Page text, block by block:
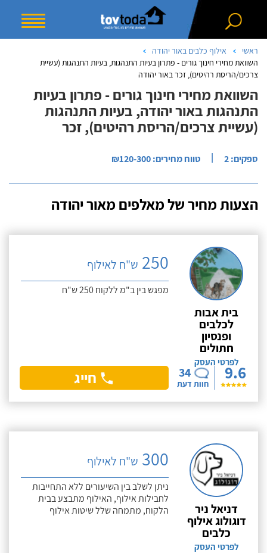
ראשי
אילוף כלבים באור יהודה
השוואת מחירי חינוך גורים - פתרון בעיות התנהגות, בעיות התנהגות (עשיית
צרכים/הריסת רהיטים), זכר באור יהודה
השוואת מחירי חינוך גורים - פתרון בעיות
התנהגות באור יהודה, בעיות התנהגות
(עשיית צרכים/הריסת רהיטים), זכר
ספקים: 2 | טווח מחירים: ₪120-300
הצעות מחיר של מאלפים מאור יהודה
בית אבות
לכלבים
ופנסיון
חתולים
לפרטי העסק
9.6
34
חוות דעת
250 ש"ח לאילוף
מפגש בין ב"מ ללקוח 250 ש"ח
חייג
דניאל ניר
דוגולוג אילוף
כלבים
לפרטי העסק
300 ש"ח לאילוף
ניתן לשלב בין השיעורים ללא התחייבות
לחבילות אילוף, האילוף מתבצע בבית
הלקוח, מתמחה שלל שיטות אילוף